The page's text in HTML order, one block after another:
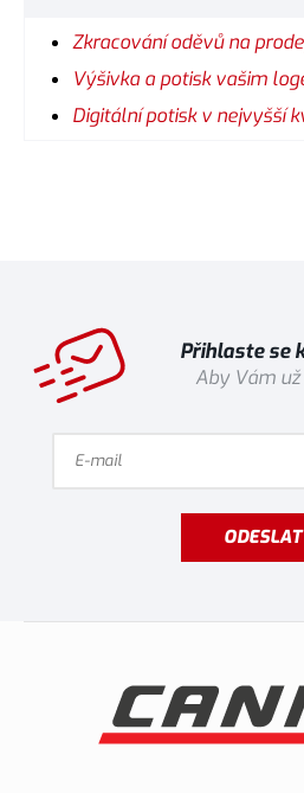
Zkracování oděvů na
Výšivka a potisk vašim
Digitální potisk v nejvyšší
Přihlaste se
Aby Vám
ODESLAT